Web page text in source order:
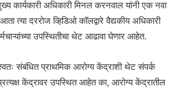
कार्यकारी अधिकारी मिनल करनवाल यांनी एक नवा
त्या दररोज व्हिडिओ कॉलद्वारे वैद्यकीय अधिकारी
उपस्थितीचा थेट आढावा घेणार आहेत.
संबंधित प्राथमिक आरोग्य केंद्राशी थेट संपर्क
केंद्रावर उपस्थित आहेत का, आरोग्य केंद्रातील